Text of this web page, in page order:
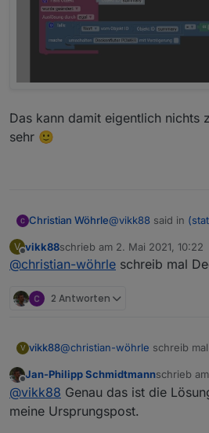
Das kann damit eigentlich nichts
sehr 🙂
Christian Wöhrle@vikk88 said in
@christian-
Das kann damit
V
Offline
vikk88schrieb am 2. Mai 2021, 10:22
zuletzt editiert von
@christian-wöhrle schreib mal
2 Antworten
V vikk88@christian-wöhrle schreib
Offline
Jan-Philipp Schmidtmannschrieb am
zuletzt
@vikk88 Genau das ist die
meine Ursprungspost.